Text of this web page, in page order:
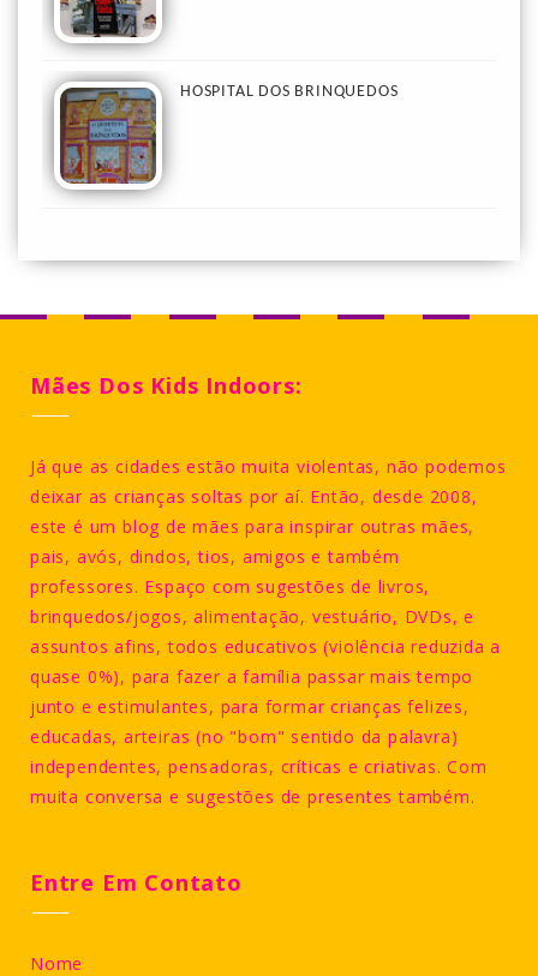
HOSPITAL DOS BRINQUEDOS
Mães Dos Kids Indoors:
Já que as cidades estão muita violentas, não podemos
deixar as crianças soltas por aí. Então, desde 2008,
este é um blog de mães para inspirar outras mães,
pais, avós, dindos, tios, amigos e também
professores. Espaço com sugestões de livros,
brinquedos/jogos, alimentação, vestuário, DVDs, e
assuntos afins, todos educativos (violência reduzida a
quase 0%), para fazer a família passar mais tempo
junto e estimulantes, para formar crianças felizes,
educadas, arteiras (no "bom" sentido da palavra)
independentes, pensadoras, críticas e criativas. Com
muita conversa e sugestões de presentes também.
Entre Em Contato
Nome